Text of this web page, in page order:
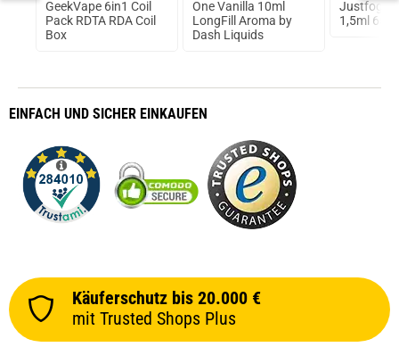
prev next
GeekVape 6in1 Coil
Pack RDTA RDA Coil
Box
One Vanilla 10ml
LongFill Aroma by
Dash Liquids
Justfog
1,5ml
EINFACH UND SICHER EINKAUFEN
Käuferschutz bis 20.000 €
mit Trusted Shops Plus